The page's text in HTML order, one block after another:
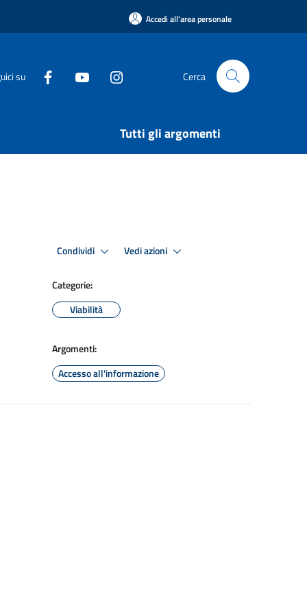
Accedi all'area personale
su Cerca
Tutti gli argomenti
Condividi Vedi azioni
Categorie:
Viabilità
Argomenti:
Accesso all'informazione